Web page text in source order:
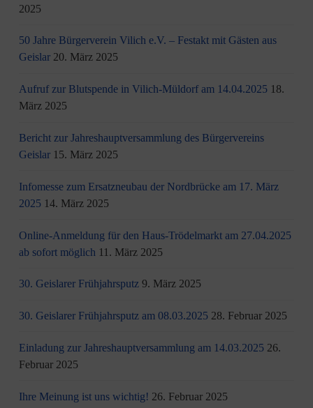
2025
50 Jahre Bürgerverein Vilich e.V. – Festakt mit Gästen aus
Geislar 20. März 2025
Aufruf zur Blutspende in Vilich-Müldorf am 14.04.2025 18.
März 2025
Bericht zur Jahreshauptversammlung des Bürgervereins
Geislar 15. März 2025
Infomesse zum Ersatzneubau der Nordbrücke am 17. März
2025 14. März 2025
Online-Anmeldung für den Haus-Trödelmarkt am 27.04.2025
ab sofort möglich 11. März 2025
30. Geislarer Frühjahrsputz 9. März 2025
30. Geislarer Frühjahrsputz am 08.03.2025 28. Februar 2025
Einladung zur Jahreshauptversammlung am 14.03.2025 26.
Februar 2025
Ihre Meinung ist uns wichtig! 26. Februar 2025